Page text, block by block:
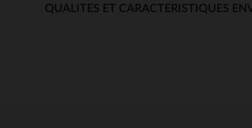
QUALITES ET CARACTERISTIQUES